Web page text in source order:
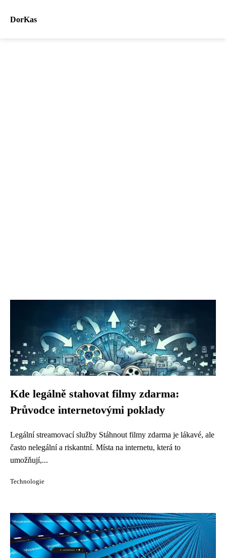
DorKas
Kde legálně stahovat filmy zdarma:
Průvodce internetovými poklady
Legální streamovací služby Stáhnout filmy zdarma je lákavé, ale
často nelegální a riskantní. Místa na internetu, která to
umožňují,...
Technologie